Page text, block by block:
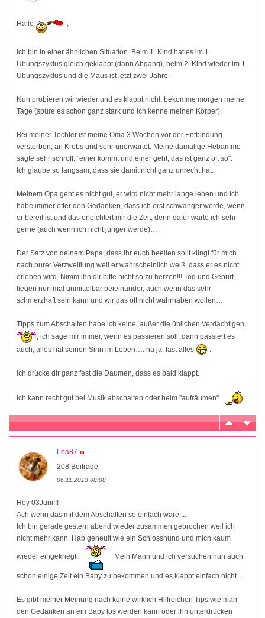
Hallo
ich bin in einer ähnlichen Situation. Beim 1. Kind hat es im 1.
Übungszyklus gleich geklappt (dann Abgang), beim 2. Kind wieder im 1.
Übungszyklus und die Maus ist jetzt zwei Jahre.
Nun probieren wir wieder und es klappt nicht, bekomme morgen meine
Tage (spüre es schon ganz stark und ich kenne meinen Körper).
Bei meiner Tochter ist meine Oma 3 Wochen vor der Entbindung
verstorben, an Krebs und sehr unerwartet. Meine damalige Hebamme
sagte sehr schroff: "einer kommt und einer geht, das ist ganz oft so".
Ich glaube so langsam, dass sie damit nicht ganz unrecht hat.
Meinem Opa geht es nicht gut, er wird nicht mehr lange leben und ich
habe immer öfter den Gedanken, dass ich erst schwanger werde, wenn
er bereit ist und das erleichtert mir die Zeit, denn dafür warte ich sehr
gerne (auch wenn ich nicht jünger werde)…
Der Satz von deinem Papa, dass ihr euch beeilen sollt klingt für mich
nach purer Verzweiflung weil er wahrscheinlich weiß, dass er es nicht
erleben wird. Nimm ihn dir bitte nicht so zu herzen!!! Tod und Geburt
liegen nun mal unmittelbar beieinander, auch wenn das sehr
schmerzhaft sein kann und wir das oft nicht wahrhaben wollen…
Tipps zum Abschalten habe ich keine, außer die üblichen Verdächtigen
, ich sage mir immer, wenn es passieren soll, dann passiert es
auch, alles hat seinen Sinn im Leben…. na ja, fast alles
Ich drücke dir ganz fest die Daumen, dass es bald klappt.
Ich kann recht gut bei Musik abschalten oder beim "aufräumen" .
Lea87
208 Beiträge
06.11.2013 08:08
Hey 03Juni!!!
Ach wenn das mit dem Abschalten so einfach wäre....
Ich bin gerade gestern abend wieder zusammen gebrochen weil ich
nicht mehr kann. Hab geheult wie ein Schlosshund und mich kaum
wieder eingekriegt. Mein Mann und ich versuchen nun auch
schon einige Zeit ein Baby zu bekommen und es klappt einfach nicht....
Es gibt meiner Meinung nach keine wirklich Hilfreichen Tips wie man
den Gedanken an ein Baby los werden kann oder ihn unterdrücken